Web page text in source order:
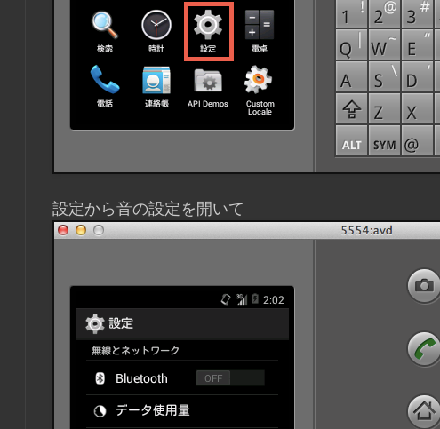
設定から音の設定を開いて